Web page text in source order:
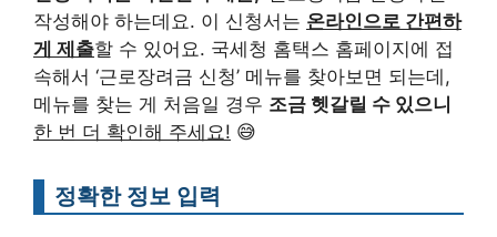
작성해야 하는데요. 이 신청서는 온라인으로 간편하
게 제출할 수 있어요. 국세청 홈택스 홈페이지에 접
속해서 ‘근로장려금 신청’ 메뉴를 찾아보면 되는데,
메뉴를 찾는 게 처음일 경우 조금 헷갈릴 수 있으니
한 번 더 확인해 주세요! 😅
정확한 정보 입력